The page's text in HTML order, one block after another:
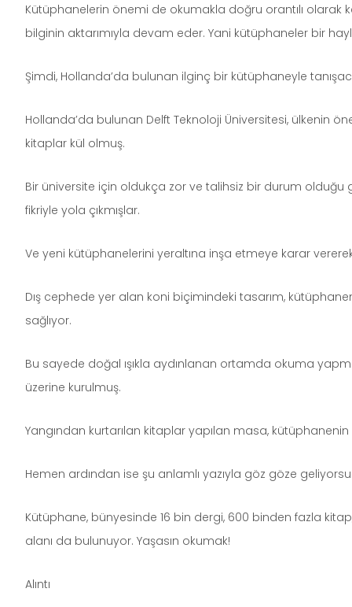
Kütüphanelerin önemi de okumakla doğru orantılı olarak
bilginin aktarımıyla devam eder. Yani kütüphaneler bir
Şimdi, Hollanda’da bulunan ilginç bir kütüphaneyle
Hollanda’da bulunan Delft Teknoloji Üniversitesi, ülkenin
kitaplar kül olmuş.
Bir üniversite için oldukça zor ve talihsiz bir durum
fikriyle yola çıkmışlar.
Ve yeni kütüphanelerini yeraltına inşa etmeye karar
Dış cephede yer alan koni biçimindeki tasarım,
sağlıyor.
Bu sayede doğal ışıkla aydınlanan ortamda okuma
üzerine kurulmuş.
Yangından kurtarılan kitaplar yapılan masa, kütüphanenin
Hemen ardından ise şu anlamlı yazıyla göz göze
Kütüphane, bünyesinde 16 bin dergi, 600 binden fazla
alanı da bulunuyor. Yaşasın okumak!
Alıntı